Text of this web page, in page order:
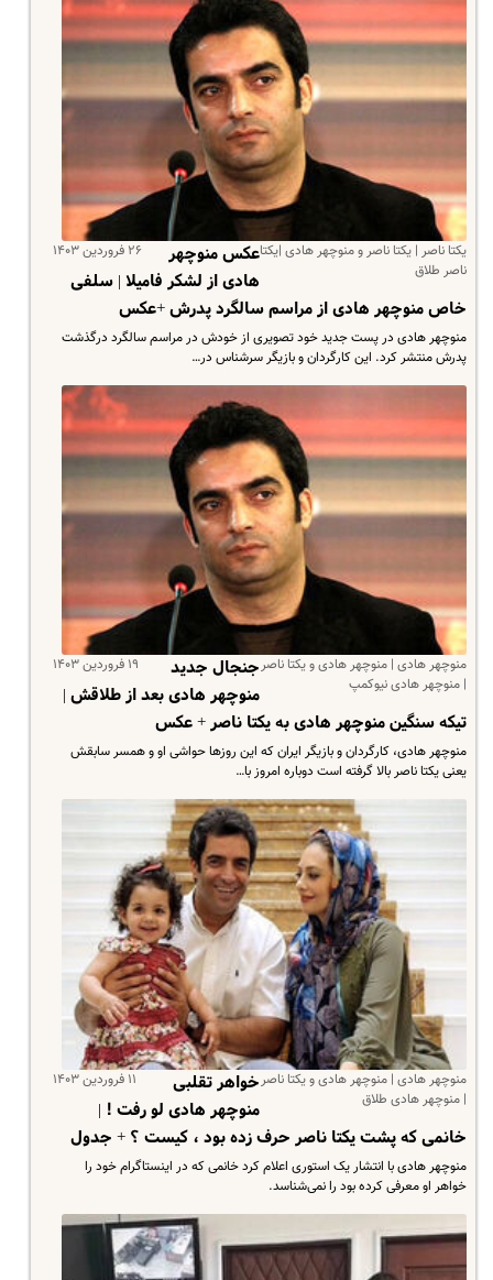
یکتا ناصر | یکتا ناصر و منوچهر هادی |‌یکتا
ناصر طلاق
۲۶ فروردین ۱۴۰۳
عکس منوچهر
هادی از لشکر فامیلا | سلفی
خاص منوچهر هادی از مراسم سالگرد پدرش +عکس
منوچهر هادی در پست جدید خود تصویری از خودش در مراسم سالگرد درگذشت
پدرش منتشر کرد. این کارگردان و بازیگر سرشناس در…
منوچهر هادی | منوچهر هادی و یکتا ناصر
| منوچهر هادی نیوکمپ
۱۹ فروردین ۱۴۰۳
جنجال جدید
منوچهر هادی بعد از طلاقش |
تیکه سنگین منوچهر هادی به یکتا ناصر + عکس
منوچهر هادی، کارگردان و بازیگر ایران که این روزها حواشی او و همسر سابقش
یعنی یکتا ناصر بالا گرفته است دوباره امروز با…
منوچهر هادی | منوچهر هادی و یکتا ناصر
| منوچهر هادی طلاق
۱۱ فروردین ۱۴۰۳
خواهر تقلبی
منوچهر هادی لو رفت ! |
خانمی که پشت یکتا ناصر حرف زده بود ، کیست ؟ + جدول
منوچهر هادی با انتشار یک استوری اعلام کرد خانمی که در اینستاگرام خود را
خواهر او معرفی کرده بود را نمی‌شناسد.